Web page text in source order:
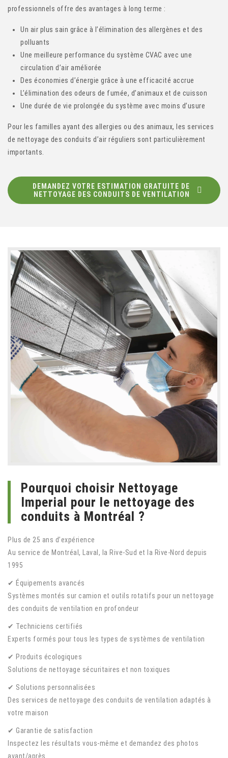
professionnels offre des avantages à long terme :
Un air plus sain grâce à l’élimination des allergènes et des
polluants
Une meilleure performance du système CVAC avec une
circulation d’air améliorée
Des économies d’énergie grâce à une efficacité accrue
L’élimination des odeurs de fumée, d’animaux et de cuisson
Une durée de vie prolongée du système avec moins d’usure
Pour les familles ayant des allergies ou des animaux, les services
de nettoyage des conduits d’air réguliers sont particulièrement
importants.
DEMANDEZ VOTRE ESTIMATION GRATUITE DE
NETTOYAGE DES CONDUITS DE VENTILATION
Pourquoi choisir Nettoyage
Imperial pour le nettoyage des
conduits à Montréal ?
Plus de 25 ans d’expérience
Au service de Montréal, Laval, la Rive-Sud et la Rive-Nord depuis
1995
✔ Équipements avancés
Systèmes montés sur camion et outils rotatifs pour un nettoyage
des conduits de ventilation en profondeur
✔ Techniciens certifiés
Experts formés pour tous les types de systèmes de ventilation
✔ Produits écologiques
Solutions de nettoyage sécuritaires et non toxiques
✔ Solutions personnalisées
Des services de nettoyage des conduits de ventilation adaptés à
votre maison
✔ Garantie de satisfaction
Inspectez les résultats vous-même et demandez des photos
avant/après